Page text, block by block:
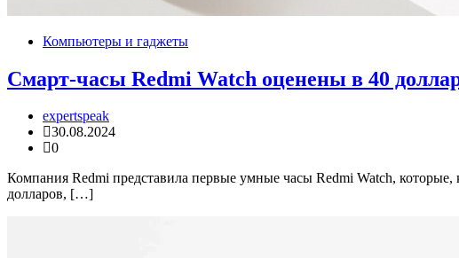
Компьютеры и гаджеты
Смарт-часы Redmi Watch оценены в 40
expertspeak
30.08.2024
0
Компания Redmi представила первые умные часы Redmi Watch, которые,
долларов, […]